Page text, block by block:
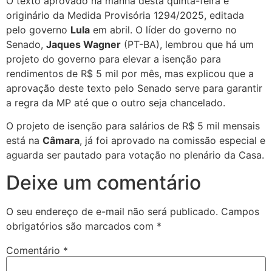
originário da Medida Provisória 1294/2025, editada
pelo governo Lula em abril. O líder do governo no
Senado, Jaques Wagner (PT-BA), lembrou que há um
projeto do governo para elevar a isenção para
rendimentos de R$ 5 mil por mês, mas explicou que a
aprovação deste texto pelo Senado serve para garantir
a regra da MP até que o outro seja chancelado.
O projeto de isenção para salários de R$ 5 mil mensais
está na Câmara, já foi aprovado na comissão especial e
aguarda ser pautado para votação no plenário da Casa.
Deixe um comentário
O seu endereço de e-mail não será publicado. Campos
obrigatórios são marcados com *
Comentário *